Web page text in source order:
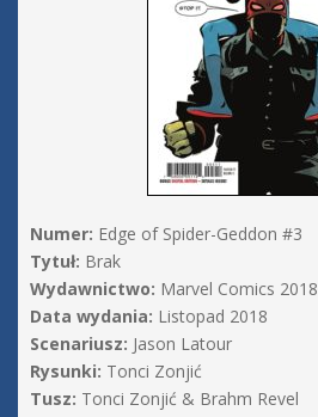
Numer: Edge of Spider-Geddon #3
Tytuł: Brak
Wydawnictwo: Marvel Comics 2018
Data wydania: Listopad 2018
Scenariusz: Jason Latour
Rysunki: Tonci Zonjić
Tusz: Tonci Zonjić & Brahm Revel